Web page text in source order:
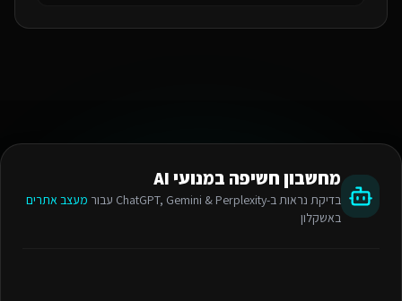
מחשבון חשיפה במנועי AI
בדיקת נראות ב-ChatGPT, Gemini & Perplexity עבור
מעצב אתרים
באשקלון